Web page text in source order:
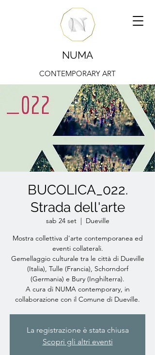
NUMA
CONTEMPORARY ART
BUCOLICA_022.
Strada dell'arte
sab 24 set
  |
Dueville
Mostra collettiva d'arte contemporanea ed
eventi collaterali.
Gemellaggio culturale tra le città di Dueville
(Italia), Tulle (Francia), Schorndorf
(Germania) e Bury (Inghilterra).
A cura di NUMA contemporary, in
collaborazione con il Comune di Dueville.
La registrazione è stata chiusa
Scopri gli altri eventi